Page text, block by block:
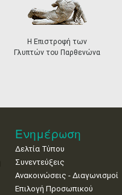
Η Επιστροφή των
Γλυπτών του Παρθενώνα
Ενημέρωση
Δελτία Τύπου
Συνεντεύξεις
Ανακοινώσεις - Διαγωνισμοί
Επιλογή Προσωπικού